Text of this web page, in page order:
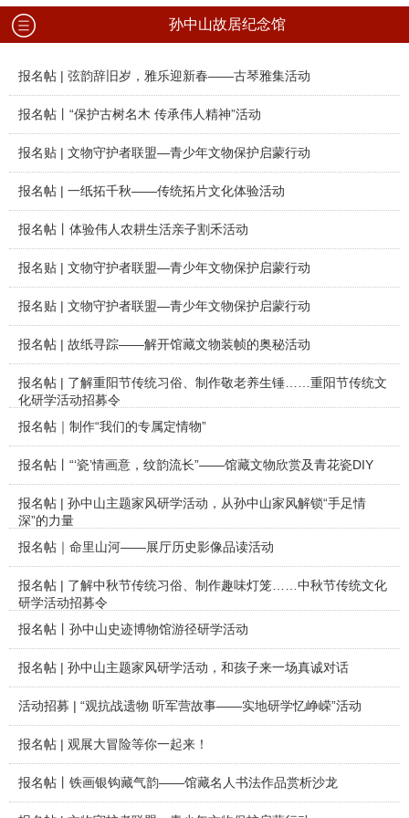
孙中山故居纪念馆
报名帖 | 弦韵辞旧岁，雅乐迎新春——古琴雅集活动
报名帖丨“保护古树名木 传承伟人精神”活动
报名贴 | 文物守护者联盟—青少年文物保护启蒙行动
报名帖 | 一纸拓千秋——传统拓片文化体验活动
报名帖丨体验伟人农耕生活亲子割禾活动
报名贴 | 文物守护者联盟—青少年文物保护启蒙行动
报名贴 | 文物守护者联盟—青少年文物保护启蒙行动
报名帖 | 故纸寻踪——解开馆藏文物装帧的奥秘活动
报名帖 | 了解重阳节传统习俗、制作敬老养生锤……重阳节传统文
化研学活动招募令
报名帖｜制作“我们的专属定情物”
报名帖丨“‘瓷’情画意，纹韵流长”——馆藏文物欣赏及青花瓷DIY
报名帖 | 孙中山主题家风研学活动，从孙中山家风解锁“手足情
深”的力量
报名帖｜命里山河——展厅历史影像品读活动
报名帖 | 了解中秋节传统习俗、制作趣味灯笼……中秋节传统文化
研学活动招募令
报名帖丨孙中山史迹博物馆游径研学活动
报名帖 | 孙中山主题家风研学活动，和孩子来一场真诚对话
活动招募 | “观抗战遗物 听军营故事——实地研学忆峥嵘”活动
报名帖 | 观展大冒险等你一起来！
报名帖丨铁画银钩藏气韵——馆藏名人书法作品赏析沙龙